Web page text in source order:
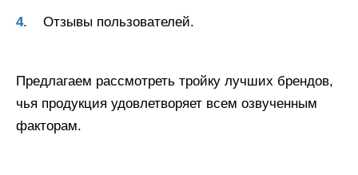
Отзывы пользователей.
Предлагаем рассмотреть тройку лучших брендов,
чья продукция удовлетворяет всем озвученным
факторам.